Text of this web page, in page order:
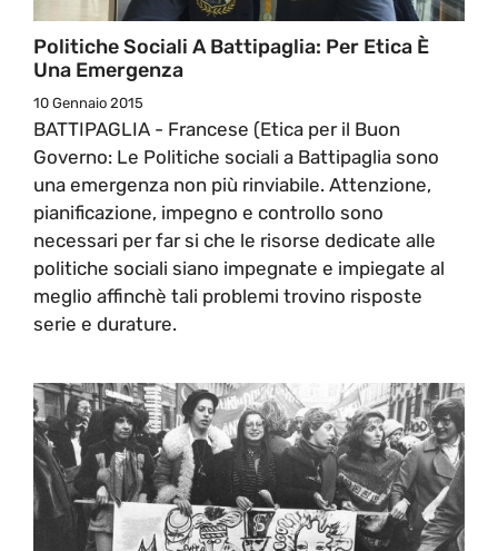
Politiche Sociali A Battipaglia: Per Etica È
Una Emergenza
10 Gennaio 2015
BATTIPAGLIA - Francese (Etica per il Buon
Governo: Le Politiche sociali a Battipaglia sono
una emergenza non più rinviabile. Attenzione,
pianificazione, impegno e controllo sono
necessari per far si che le risorse dedicate alle
politiche sociali siano impegnate e impiegate al
meglio affinchè tali problemi trovino risposte
serie e durature.